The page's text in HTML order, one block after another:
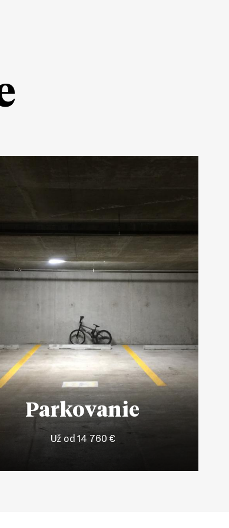
Parkovanie
Už od 14 760 €